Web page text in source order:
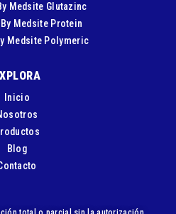
Medsite Glutazinc
Medsite Protein
Medsite Polymeric
Inicio
Blog